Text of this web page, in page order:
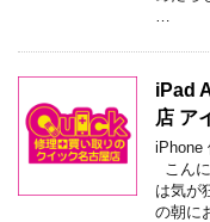
iPad
店 ア
iPhone
こん
は気が
の朝に